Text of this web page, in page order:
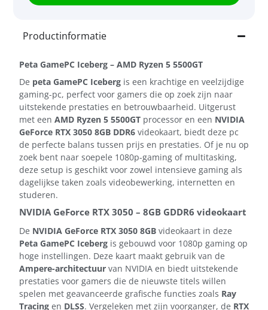
Productinformatie
Peta GamePC Iceberg – AMD Ryzen 5 5500GT
De peta GamePC Iceberg is een krachtige en veelzijdige
gaming-pc, perfect voor gamers die op zoek zijn naar
uitstekende prestaties en betrouwbaarheid. Uitgerust
met een AMD Ryzen 5 5500GT processor en een NVIDIA
GeForce RTX 3050 8GB DDR6 videokaart, biedt deze pc
de perfecte balans tussen prijs en prestaties. Of je nu op
zoek bent naar soepele 1080p-gaming of multitasking,
deze setup is geschikt voor zowel intensieve gaming als
dagelijkse taken zoals videobewerking, internetten en
studeren.
NVIDIA GeForce RTX 3050 – 8GB GDDR6 videokaart
De NVIDIA GeForce RTX 3050 8GB videokaart in deze
Peta GamePC Iceberg is gebouwd voor 1080p gaming op
hoge instellingen. Deze kaart maakt gebruik van de
Ampere-architectuur van NVIDIA en biedt uitstekende
prestaties voor gamers die de nieuwste titels willen
spelen met geavanceerde grafische functies zoals Ray
Tracing en DLSS. Vergeleken met zijn voorganger, de RTX